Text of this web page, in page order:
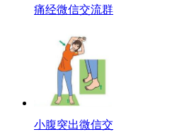
痛经微信交流群
小腹突出微信交